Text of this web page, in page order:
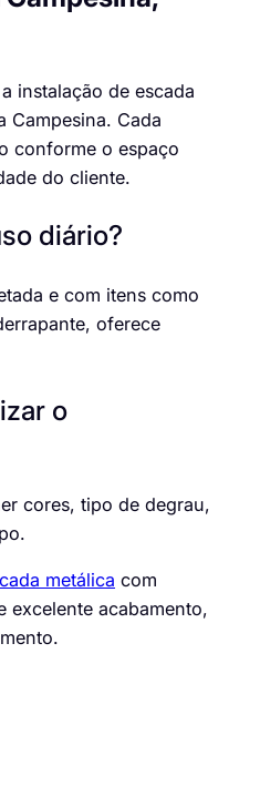
instalação de escada
Campesina. Cada
conforme o espaço
do cliente.
diário?
e com itens como
oferece
o
cores, tipo de degrau,
metálica com
excelente acabamento,